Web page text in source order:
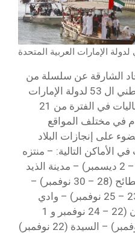
الإمارات العربية المتحدة
الشارقة عن سلسلة من
الفعاليات للاحتفال باليوم الوطني ال 53 لدولة الإمارات
العربية المتحدة. وستقام الفعاليات في الفترة من 21
وستقام في مختلف المواقع
على إنجازات البلاد
في الأماكن التالية: – منتزه
الشارقة الوطني (21 نوفمبر – 2 ديسمبر) – مدينة الذيد
(من 27 نوفمبر) – منطقة البطائح (28 – 30 نوفمبر) –
مليحة (21 نوفمبر) – كلباء (23 – 25 نوفمبر) – وادي
الحلو (24 نوفمبر) – خورفكان (22 – 24 نوفمبر و 1
ديسمبر) – دبا الحصن (23 نوفمبر) – السيدة (22 نوفمبر)